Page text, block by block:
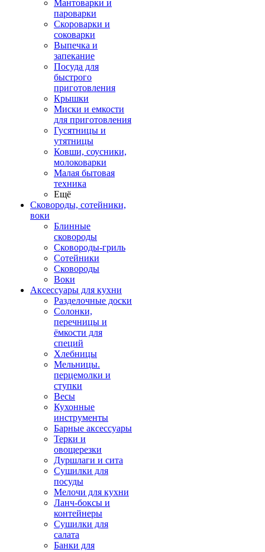
Мантоварки и
пароварки
Скороварки и
соковарки
Выпечка и
запекание
Посуда для
быстрого
приготовления
Крышки
Миски и емкости
для приготовления
Гусятницы и
утятницы
Ковши, соусники,
молоковарки
Малая бытовая
техника
Ещё
Сковороды, сотейники,
воки
Блинные
сковороды
Сковороды-гриль
Сотейники
Сковороды
Воки
Аксессуары для кухни
Разделочные доски
Солонки,
перечницы и
ёмкости для
специй
Хлебницы
Мельницы.
перцемолки и
ступки
Весы
Кухонные
инструменты
Барные аксессуары
Терки и
овощерезки
Дуршлаги и сита
Сушилки для
посуды
Мелочи для кухни
Ланч-боксы и
контейнеры
Сушилки для
салата
Банки для